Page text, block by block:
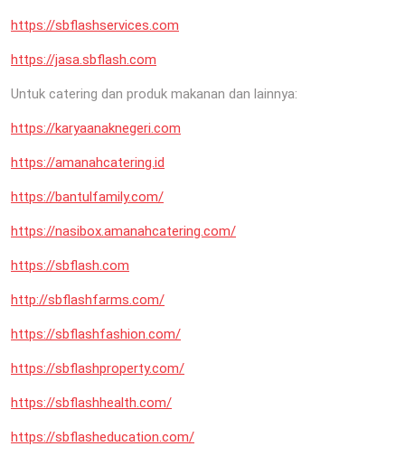
https://sbflashservices.com
https://jasa.sbflash.com
Untuk catering dan produk makanan dan lainnya:
https://karyaanaknegeri.com
https://amanahcatering.id
https://bantulfamily.com/
https://nasibox.amanahcatering.com/
https://sbflash.com
http://sbflashfarms.com/
https://sbflashfashion.com/
https://sbflashproperty.com/
https://sbflashhealth.com/
https://sbflasheducation.com/